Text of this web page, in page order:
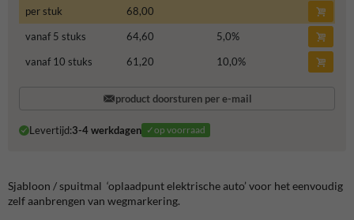
per stuk
68,00
vanaf 5 stuks
64,60 5,0%
vanaf 10 stuks
61,20 10,0%
product doorsturen per e-mail
Levertijd:3-4 werkdagen ✓op voorraad
Sjabloon / spuitmal ‘oplaadpunt elektrische auto’ voor het eenvoudig
zelf aanbrengen van wegmarkering.